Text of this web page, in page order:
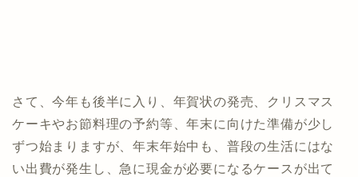
さて、今年も後半に入り、年賀状の発売、クリスマス
ケーキやお節料理の予約等、年末に向けた準備が少し
ずつ始まりますが、年末年始中も、普段の生活にはな
い出費が発生し、急に現金が必要になるケースが出て